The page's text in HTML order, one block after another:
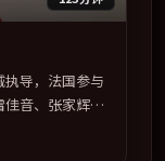
执导，法国参与
音、张家辉、
叙事、表演与